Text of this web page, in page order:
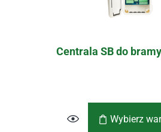
Centrala SB do
Wybierz